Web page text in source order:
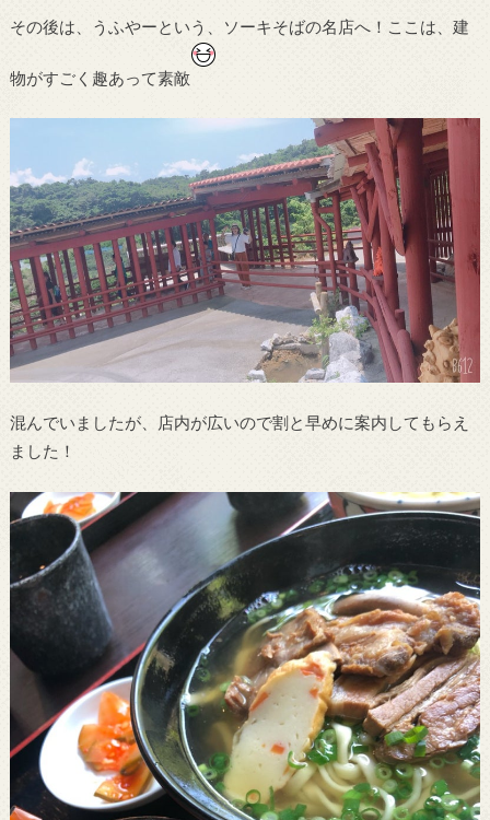
その後は、うふやーという、ソーキそばの名店へ！ここは、建
物がすごく趣あって素敵
混んでいましたが、店内が広いので割と早めに案内してもらえ
ました！